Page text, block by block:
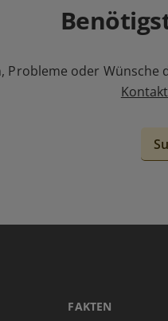
Probleme oder
FAKTEN